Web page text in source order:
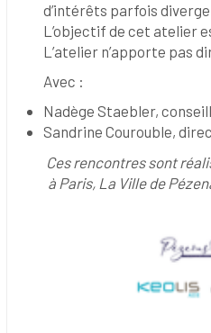
d’intérêts parfois
L’objectif de cet atelier
L’atelier n’apporte pas
Avec :
Nadège Staebler,
Sandrine Courouble,
Ces rencontres sont
à Paris, La Ville de